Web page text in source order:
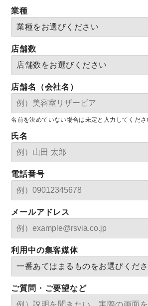
業種
店舗数
店舗名（会社名）
名前を決めていない場合は未定と入力してくださ
氏名
電話番号
メールアドレス
利用中の集客媒体
ご質問・ご要望など